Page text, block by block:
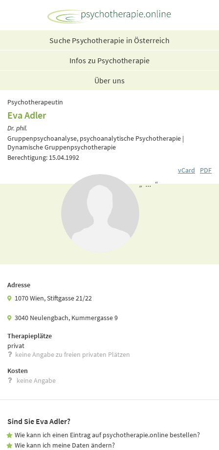
Suche Psychotherapie in Österreich
Infos zu Psychotherapie
Über uns
Psychotherapeutin
Eva Adler
Dr. phil.
Gruppenpsychoanalyse, psychoanalytische Psychotherapie |
Dynamische Gruppenpsychotherapie
Berechtigung: 15.04.1992
vCard
PDF
„ ... “
Adresse
1070 Wien, Stiftgasse 21/22
3040 Neulengbach, Kummergasse 9
Therapieplätze
privat
keine Angabe zu freien privaten Plätzen
Kosten
keine Angabe
Sind Sie Eva Adler?
Wie kann ich einen Eintrag auf psychotherapie.online bestellen?
Wie kann ich meine Daten ändern?